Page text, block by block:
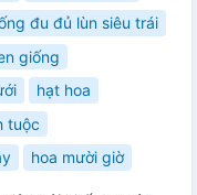
đu đủ lùn siêu trái
giống
hạt hoa
tuộc
hoa mười giờ